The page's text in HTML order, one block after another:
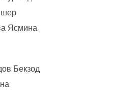
Ясмина
Бекзод